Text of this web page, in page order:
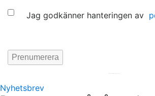
Samtycke
Jag godkänner hanteringen av
Nyhetsbrev